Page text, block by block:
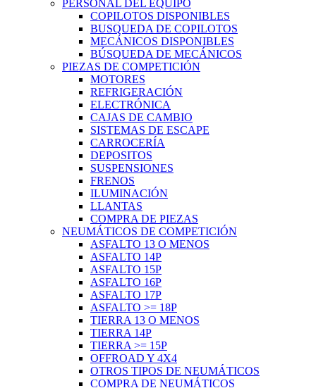
PERSONAL DEL EQUIPO
COPILOTOS DISPONIBLES
BUSQUEDA DE COPILOTOS
MECÁNICOS DISPONIBLES
BÚSQUEDA DE MECÁNICOS
PIEZAS DE COMPETICIÓN
MOTORES
REFRIGERACIÓN
ELECTRÓNICA
CAJAS DE CAMBIO
SISTEMAS DE ESCAPE
CARROCERÍA
DEPOSITOS
SUSPENSIONES
FRENOS
ILUMINACIÓN
LLANTAS
COMPRA DE PIEZAS
NEUMÁTICOS DE COMPETICIÓN
ASFALTO 13 O MENOS
ASFALTO 14P
ASFALTO 15P
ASFALTO 16P
ASFALTO 17P
ASFALTO >= 18P
TIERRA 13 O MENOS
TIERRA 14P
TIERRA >= 15P
OFFROAD Y 4X4
OTROS TIPOS DE NEUMÁTICOS
COMPRA DE NEUMÁTICOS